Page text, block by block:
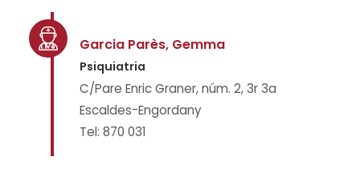
Garcia Parès, Gemma
Psiquiatria
C/Pare Enric Graner, núm. 2, 3r 3a
Escaldes-Engordany
Tel: 870 031